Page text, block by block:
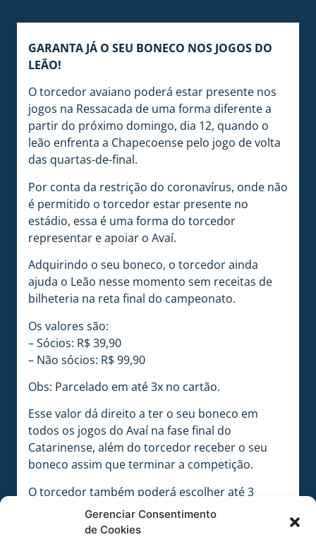
Gerenciar Consentimento
de Cookies
GARANTA JÁ O SEU BONECO NOS JOGOS DO
LEÃO!
O torcedor avaiano poderá estar presente nos
jogos na Ressacada de uma forma diferente a
partir do próximo domingo, dia 12, quando o
leão enfrenta a Chapecoense pelo jogo de volta
das quartas-de-final.
Por conta da restrição do coronavírus, onde não
é permitido o torcedor estar presente no
estádio, essa é uma forma do torcedor
representar e apoiar o Avaí.
Adquirindo o seu boneco, o torcedor ainda
ajuda o Leão nesse momento sem receitas de
bilheteria na reta final do campeonato.
Os valores são:
– Sócios: R$ 39,90
– Não sócios: R$ 99,90
Obs: Parcelado em até 3x no cartão.
Esse valor dá direito a ter o seu boneco em
todos os jogos do Avaí na fase final do
Catarinense, além do torcedor receber o seu
boneco assim que terminar a competição.
O torcedor também poderá escolher até 3
atletas de sua preferência para autografar o seu